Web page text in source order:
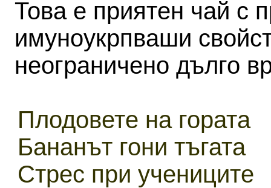
Това е приятен чай с
имуноукрпваши
неограничено дълго
Плодовете на гората
Бананът гони тъгата
Стрес при учениците